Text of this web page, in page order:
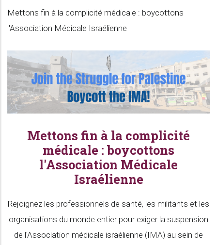
Mettons fin à la complicité médicale : boycottons
l'Association Médicale Israélienne
Mettons fin à la complicité
médicale : boycottons
l'Association Médicale
Israélienne
Rejoignez les professionnels de santé, les militants et les
organisations du monde entier pour exiger la suspension
de l'Association médicale israélienne (IMA) au sein de